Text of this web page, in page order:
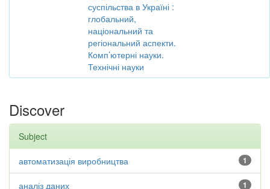
суспільства в Україні :
глобальний,
національний та
регіональний аспекти.
Комп’ютерні науки.
Технічні науки
Discover
Subject
1
автоматизація виробництва
1
аналіз даних